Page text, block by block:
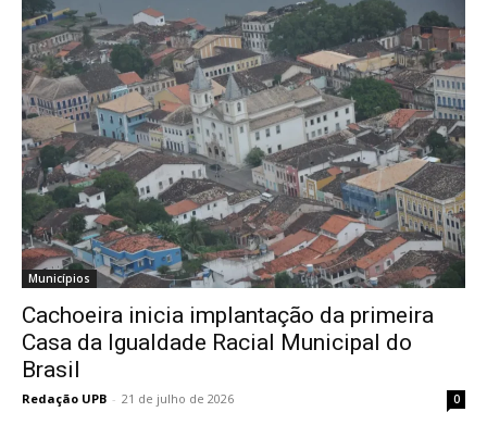
Municípios
Cachoeira inicia implantação da primeira
Casa da Igualdade Racial Municipal do
Brasil
Redação UPB - 21 de julho de 2026 0